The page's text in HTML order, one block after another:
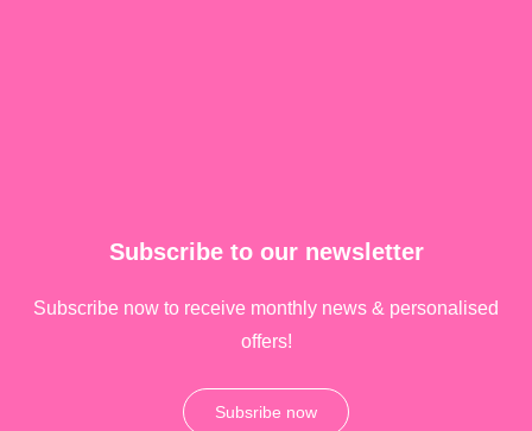
Subscribe to our newsletter
Subscribe now to receive monthly news & personalised
offers!
Subsribe now